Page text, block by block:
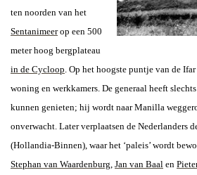
ten noorden van het
Sentanimeerop een 500
meter hoog bergplateau
in de Cycloop. Op het hoogste puntje van de
woning en werkkamers. De generaal heeft
kunnen genieten; hij wordt naar Manilla
onverwacht. Later verplaatsen de Nederlanders
(Hollandia-Binnen), waar het ‘paleis’ wordt
Stephan van Waardenburg, Jan van Baal en